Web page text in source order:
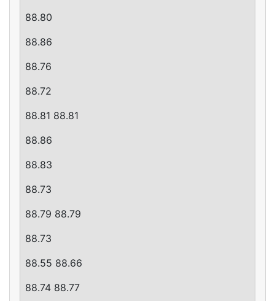
88.80
88.86
88.76
88.72
88.81 88.81
88.86
88.83
88.73
88.79 88.79
88.73
88.55 88.66
88.74 88.77